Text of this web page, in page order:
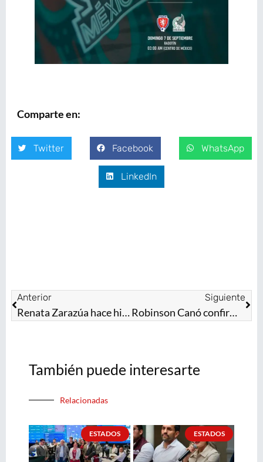
Comparte en:
Twitter Facebook WhatsApp
LinkedIn
Anterior
Renata Zarazúa hace historia para México en Wimbledon
Siguiente
Robinson Canó confirma que se queda un año más con los Diablos Rojos
También puede interesarte
Relacionadas
ESTADOS ESTADOS